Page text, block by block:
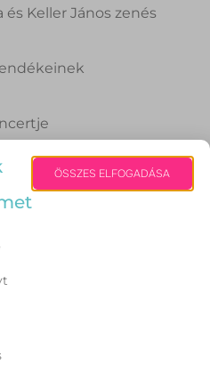
és Keller János zenés
kézműves
is várja a zöldterületen, a
támogatásával valósul
hívnak:
ÖSSZES ELFOGADÁSA